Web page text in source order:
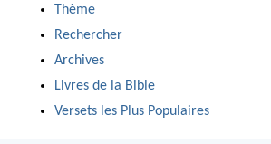
Thème
Rechercher
Archives
Livres de la Bible
Versets les Plus Populaires